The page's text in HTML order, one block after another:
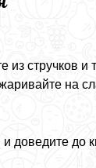
стручков и
на
доведите до